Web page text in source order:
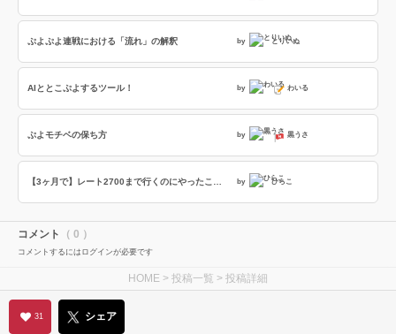
ぷよぷよ連戦における「流れ」の解釈 by とりいぬ
AIととこぷよするツール！ by わいる
ぷよモチベの保ち方 by 黒うさ
by ひらこ
コメント （ 0 ）
コメントするにはログインが必要です
HOME > 投稿一覧 > 投稿詳細
31 シェア